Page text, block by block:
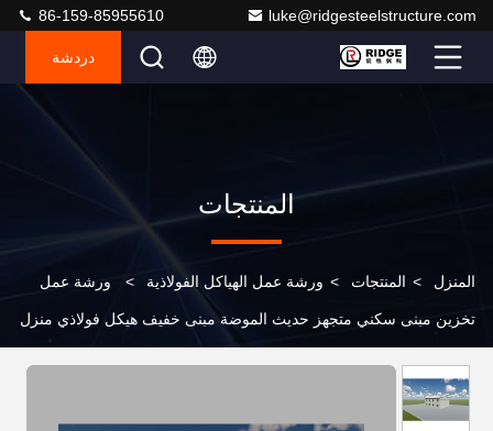
luke@ridgesteelstructure.com
86-159-85955610
دردشة
المنتجات
المنزل > المنتجات > ورشة عمل الهياكل الفولاذية > ورشة عمل
تخزين مبنى سكني متجهز حديث الموضة مبنى خفيف هيكل فولاذي منزل